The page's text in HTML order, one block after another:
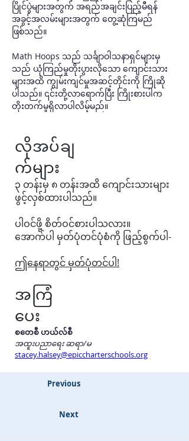
ပြိုင်ပွဲများအတွက် အရည်အချင်းပြည့်မီရန်
အခွင့်အလမ်းများအတွက် တွေ့ဆုံကြမည်
ဖြစ်သည်။
Math Hoops သည် သင်္ချာဝါသနာရှင်များမှ
သည် ယုံကြည်မှုတိုးပွားလိုသော ကျောင်းသား
များအထိ ကျွမ်းကျင်မှုအဆင့်တိုင်းကို ကြိုဆို
ပါသည်။ ၎င်းတို့လာရောက်ပြီး ကြိုးစားပါက
တိုးတက်မှုရှိလာပါလိမ့်မည်။
လိုအပ်ချ
က်များ
၃ တန်းမှ ၈ တန်းအထိ ကျောင်းသားများ
ဖွင့်လှစ်ထားပါသည်။
ပါဝင်ဖို့ စိတ်ဝင်စားပါသလား။
အောက်ပါ မှတ်ပုံတင်ပုံစံကို ဖြည့်စွက်ပါ-
ဤနေရာတွင် မှတ်ပုံတင်ပါ!
အကြံ
ပေး
စတေစီ ဟယ်လ်စီ
အထူးပညာရေး ဆရာ/မ
stacey.halsey@epiccharterschools.org
Previous
Next